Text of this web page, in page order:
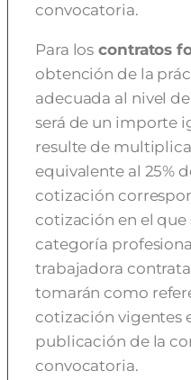
convocatoria.
Para los contratos
obtención de la
adecuada al nivel
será de un importe
resulte de
equivalente al 25%
cotización
cotización en el que
categoría
trabajadora
tomarán como
cotización vigentes
publicación de la
convocatoria.